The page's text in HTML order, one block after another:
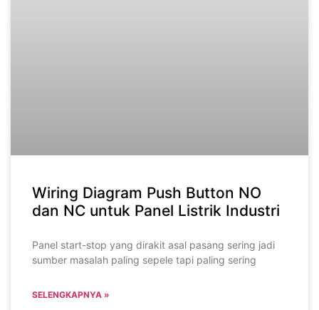
Wiring Diagram Push Button NO
dan NC untuk Panel Listrik Industri
Panel start-stop yang dirakit asal pasang sering jadi
sumber masalah paling sepele tapi paling sering
SELENGKAPNYA »